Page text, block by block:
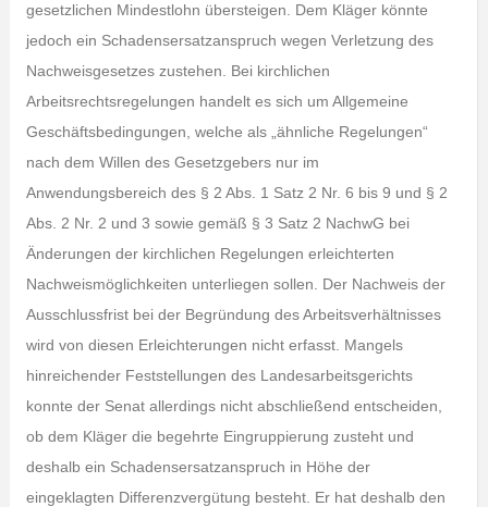
gesetzlichen Mindestlohn übersteigen. Dem Kläger könnte
jedoch ein Schadensersatzanspruch wegen Verletzung des
Nachweisgesetzes zustehen. Bei kirchlichen
Arbeitsrechtsregelungen handelt es sich um Allgemeine
Geschäftsbedingungen, welche als „ähnliche Regelungen“
nach dem Willen des Gesetzgebers nur im
Anwendungsbereich des § 2 Abs. 1 Satz 2 Nr. 6 bis 9 und § 2
Abs. 2 Nr. 2 und 3 sowie gemäß § 3 Satz 2 NachwG bei
Änderungen der kirchlichen Regelungen erleichterten
Nachweismöglichkeiten unterliegen sollen. Der Nachweis der
Ausschlussfrist bei der Begründung des Arbeitsverhältnisses
wird von diesen Erleichterungen nicht erfasst. Mangels
hinreichender Feststellungen des Landesarbeitsgerichts
konnte der Senat allerdings nicht abschließend entscheiden,
ob dem Kläger die begehrte Eingruppierung zusteht und
deshalb ein Schadensersatzanspruch in Höhe der
eingeklagten Differenzvergütung besteht. Er hat deshalb den